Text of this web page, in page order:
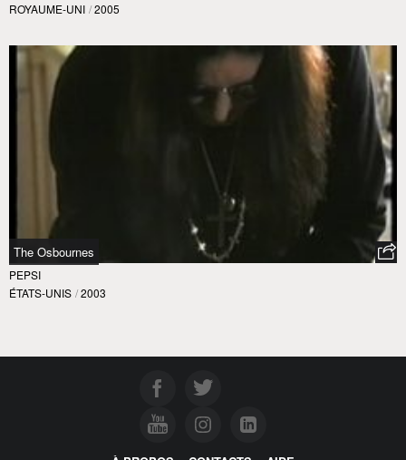
ROYAUME-UNI / 2005
The Osbournes
PEPSI
ÉTATS-UNIS / 2003